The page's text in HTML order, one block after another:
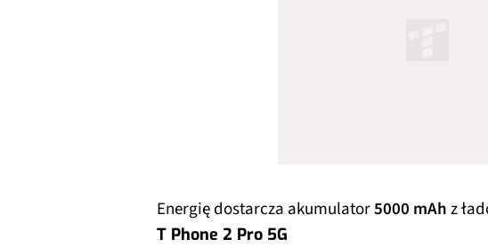
Energię dostarcza akumulator5000 mAhz
T Phone 2 Pro 5G